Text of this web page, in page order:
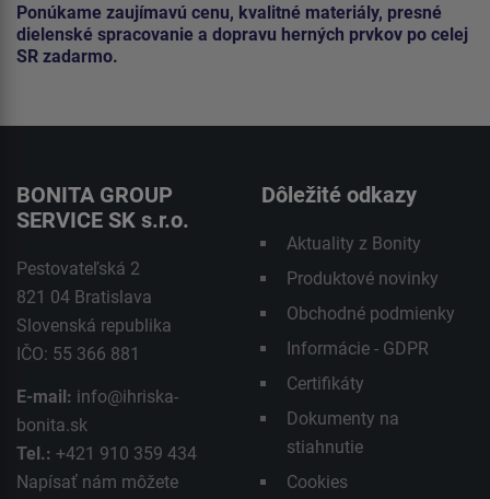
Ponúkame zaujímavú cenu, kvalitné materiály, presné
dielenské spracovanie a dopravu herných prvkov po celej
SR zadarmo.
BONITA GROUP
SERVICE SK s.r.o.
Pestovateľská 2
821 04 Bratislava
Slovenská republika
IČO: 55 366 881
E-mail: info@ihriska-
bonita.sk
Tel.: +421 910 359 434
Napísať nám môžete
Dôležité odkazy
Aktuality z Bonity
Produktové novinky
Obchodné podmienky
Informácie - GDPR
Certifikáty
Dokumenty na
stiahnutie
Cookies